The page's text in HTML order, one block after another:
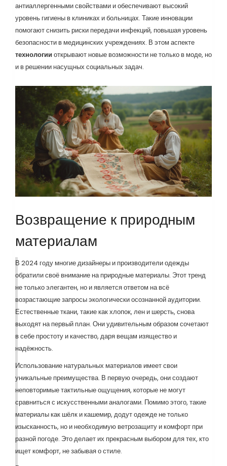
антиаллергенными свойствами и обеспечивают высокий
уровень гигиены в клиниках и больницах. Такие инновации
помогают снизить риски передачи инфекций, повышая уровень
безопасности в медицинских учреждениях. В этом аспекте
технологии открывают новые возможности не только в моде, но
и в решении насущных социальных задач.
Возвращение к природным
материалам
В 2024 году многие дизайнеры и производители одежды
обратили своё внимание на природные материалы. Этот тренд
не только элегантен, но и является ответом на всё
возрастающие запросы экологически осознанной аудитории.
Естественные ткани, такие как хлопок, лен и шерсть, снова
выходят на первый план. Они удивительным образом сочетают
в себе простоту и качество, даря вещам изящество и
надёжность.
Использование натуральных материалов имеет свои
уникальные преимущества. В первую очередь, они создают
неповторимые тактильные ощущения, которые не могут
сравниться с искусственными аналогами. Помимо этого, такие
материалы как шёлк и кашемир, додут одежде не только
изысканность, но и необходимую ветрозащиту и комфорт при
разной погоде. Это делает их прекрасным выбором для тех, кто
ищет комфорт, не забывая о стиле.